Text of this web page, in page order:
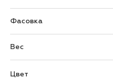
Фасовка
Вес
Цвет